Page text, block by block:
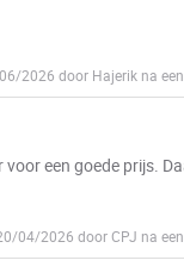
2026 door Hajerik na
een goede prijs.
04/2026 door CPJ na